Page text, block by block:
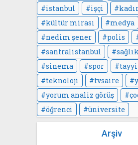
istanbul
işçi
kültür mirası
medya
nedim şener
polis
santralistanbul
sağlık
sinema
spor
teknoloji
tvsaire
yorum analiz görüş
öğrenci
üniversite
Arşiv